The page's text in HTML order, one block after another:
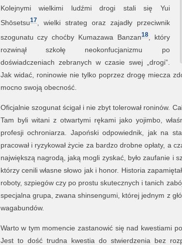
Kolejnymi wielkimi ludźmi drogi stali się Yui
Shōsetsu17, wielki strateg oraz zajadły przeciwnik
szogunatu czy choćby Kumazawa Banzan18, który
rozwinął szkołę neokonfucjanizmu po
doświadczeniach zebranych w czasie swej „drogi”.
Jak widać, roninowie nie tylko poprzez drogę miecza
mocno swoją obecność.
Oficjalnie szogunat ścigał i nie zbyt tolerował roninów.
Tam byli witani z otwartymi rękami jako yojimbo,
profesji ochroniarza. Japoński odpowiednik, jak na
pracował i ryzykował życie za bardzo drobne opłaty, a
największą nagrodą, jaką mogli zyskać, było zaufanie i
którzy cenili własne słowo jak i honor. Historia
roboty, szpiegów czy po prostu skutecznych i tanich
specjalna grupa, zwana shinsengumi, której jednym z
wagabundów.
Warto w tym momencie zastanowić się nad kwestiami
Jest to dość trudna kwestia do stwierdzenia bez